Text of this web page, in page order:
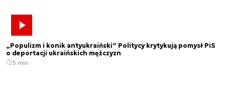
„Populizm i konik antyukraiński” Politycy krytykują pomysł PiS
o deportacji ukraińskich mężczyzn
3 min.